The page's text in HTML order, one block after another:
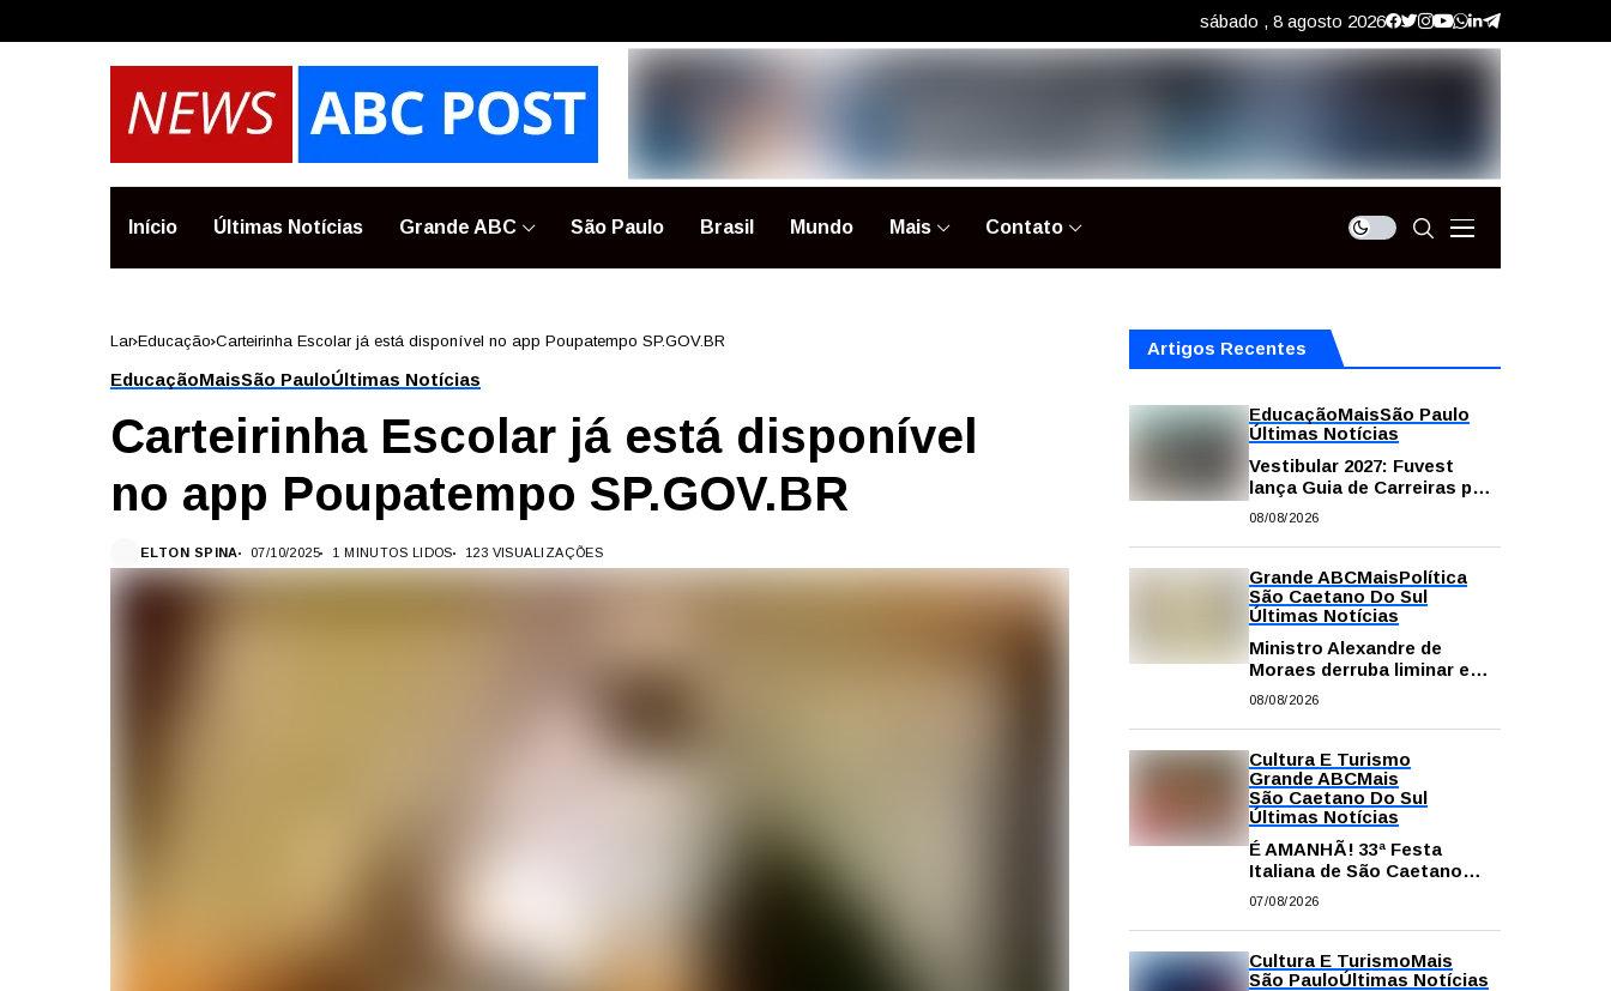
sábado , 8 agosto 2026
Início Últimas Notícias Grande ABC São Paulo Brasil Mundo Mais Contato
Lar Educação Carteirinha Escolar já está disponível no app Poupatempo SP.GOV.BR
EducaçãoMaisSão PauloÚltimas Notícias
Carteirinha Escolar já está disponível
no app Poupatempo SP.GOV.BR
ELTON SPINA 07/10/2025 1 MINUTOS LIDOS 123 VISUALIZAÇÕES
Artigos Recentes
EducaçãoMaisSão Paulo
Últimas Notícias
Vestibular 2027: Fuvest
lança Guia de Carreiras para
auxiliar candidatos na
08/08/2026
Grande ABCMaisPolítica
São Caetano Do Sul
Últimas Notícias
Ministro Alexandre de
Moraes derruba liminar e
restabelece andamento de
contra vereador Matheus
Gianello
08/08/2026
Cultura E Turismo
Grande ABCMais
São Caetano Do Sul
Últimas Notícias
É AMANHÃ! 33ª Festa
Italiana de São Caetano
começa neste sábado com
solidariedade
07/08/2026
Cultura E TurismoMais
São PauloÚltimas Notícias